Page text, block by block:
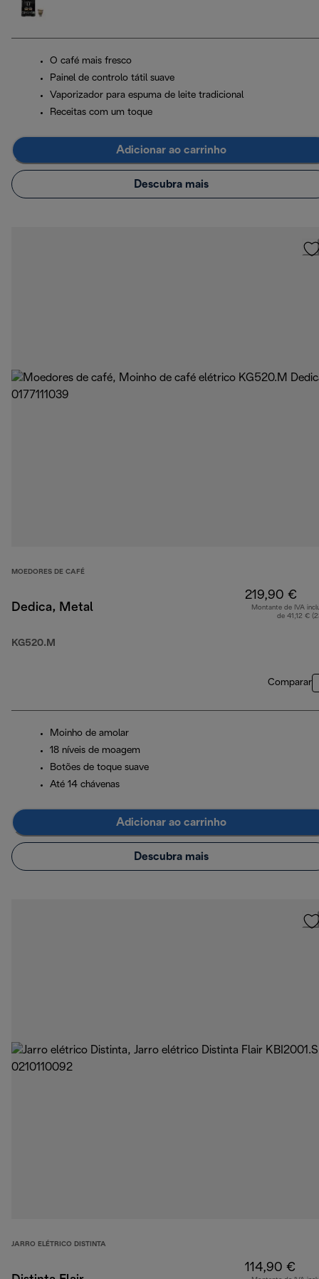
O café mais fresco
Painel de controlo tátil suave
Vaporizador para espuma de leite tradicional
Receitas com um toque
Adicionar ao carrinho
Descubra mais
MOEDORES DE CAFÉ
Dedica, Metal
KG520.M
219,90 €
Montante de IVA
de 41,12 €
Comparar
Moinho de amolar
18 níveis de moagem
Botões de toque suave
Até 14 chávenas
Adicionar ao carrinho
Descubra mais
JARRO ELÉTRICO DISTINTA
114,90 €